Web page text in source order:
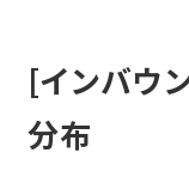
[インバウ
分布